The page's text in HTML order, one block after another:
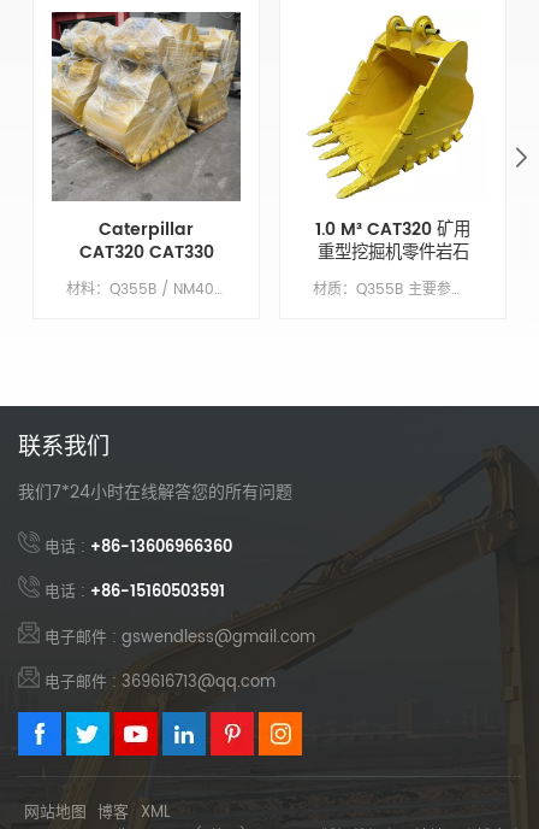
Caterpillar
CAT320 CAT330
CAT336 Heavy
Duty Rock Bucket材料：Q355B / NM400主要参数模型CAT336桶保护块是的桶销NO桶容积/立方米1.0配重不需要
1.0 M³ CAT320 矿用
重型挖掘机零件岩石
铲斗 材质：Q355B 主要参数模型CAT320铲斗保护块是的铲斗销NO铲斗容积/M³1.0配重不需要
联系我们
我们7*24小时在线解答您的所有问题
电话 : +86-13606966360
电话 : +86-15160503591
电子邮件 : gswendless@gmail.com
电子邮件 : 369616713@qq.com
网站地图 博客 XML